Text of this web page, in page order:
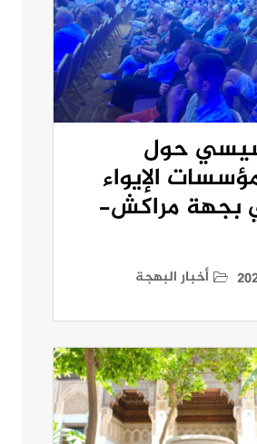
حول
الإيواء
بجهة مراكش-
أخبار البهجة